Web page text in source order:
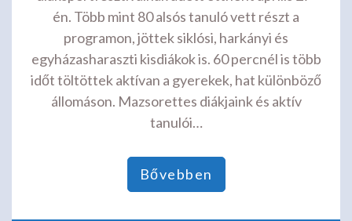
én. Több mint 80 alsós tanuló vett részt a
programon, jöttek siklósi, harkányi és
egyházasharaszti kisdiákok is. 60 percnél is több
időt töltöttek aktívan a gyerekek, hat különböző
állomáson. Mazsorettes diákjaink és aktív
tanulói…
Bővebben